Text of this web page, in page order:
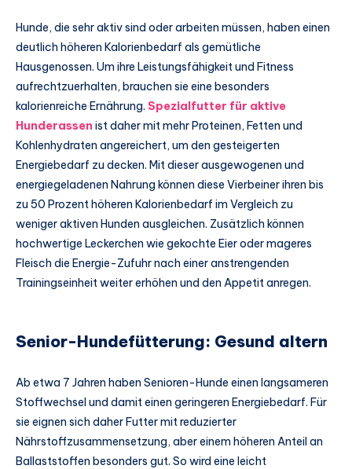
Hunde, die sehr aktiv sind oder arbeiten müssen, haben einen
deutlich höheren Kalorienbedarf als gemütliche
Hausgenossen. Um ihre Leistungsfähigkeit und Fitness
aufrechtzuerhalten, brauchen sie eine besonders
kalorienreiche Ernährung. Spezialfutter für aktive
Hunderassen ist daher mit mehr Proteinen, Fetten und
Kohlenhydraten angereichert, um den gesteigerten
Energiebedarf zu decken. Mit dieser ausgewogenen und
energiegeladenen Nahrung können diese Vierbeiner ihren bis
zu 50 Prozent höheren Kalorienbedarf im Vergleich zu
weniger aktiven Hunden ausgleichen. Zusätzlich können
hochwertige Leckerchen wie gekochte Eier oder mageres
Fleisch die Energie-Zufuhr nach einer anstrengenden
Trainingseinheit weiter erhöhen und den Appetit anregen.
Senior-Hundefütterung: Gesund altern
Ab etwa 7 Jahren haben Senioren-Hunde einen langsameren
Stoffwechsel und damit einen geringeren Energiebedarf. Für
sie eignen sich daher Futter mit reduzierter
Nährstoffzusammensetzung, aber einem höheren Anteil an
Ballaststoffen besonders gut. So wird eine leicht